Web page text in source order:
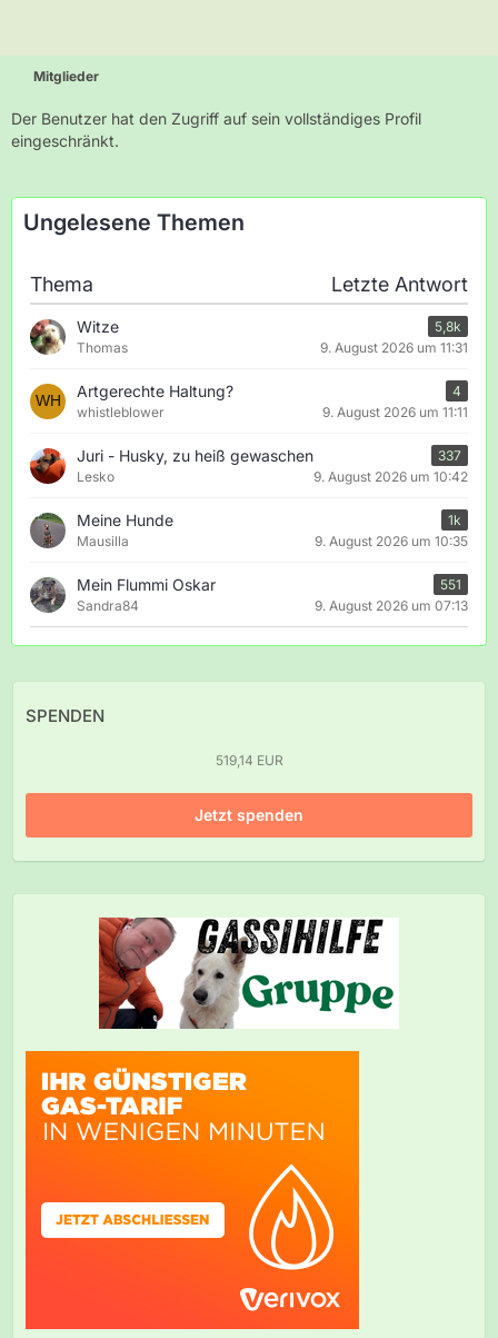
Mitglieder
Der Benutzer hat den Zugriff auf sein vollständiges Profil
eingeschränkt.
Ungelesene Themen
Thema Letzte Antwort
Witze
5,8k
Thomas
9. August 2026 um 11:31
Artgerechte Haltung?
4
whistleblower
9. August 2026 um 11:11
Juri - Husky, zu heiß gewaschen
337
Lesko
9. August 2026 um 10:42
Meine Hunde
1k
Mausilla
9. August 2026 um 10:35
Mein Flummi Oskar
551
Sandra84
9. August 2026 um 07:13
SPENDEN
519,14 EUR
Jetzt spenden